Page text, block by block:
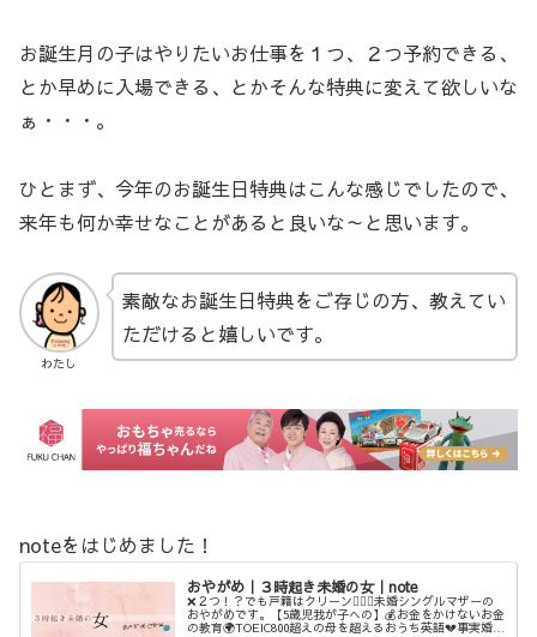
お誕生月の子はやりたいお仕事を１つ、２つ予約できる、
とか早めに入場できる、とかそんな特典に変えて欲しいな
ぁ・・・。
ひとまず、今年のお誕生日特典はこんな感じでしたので、
来年も何か幸せなことがあると良いな～と思います。
わたし
素敵なお誕生日特典をご存じの方、教えてい
ただけると嬉しいです。
noteをはじめました！
おやがめ｜３時起き未婚の女｜note
❌２つ！？でも戸籍はクリーン💁‍♀️✨未婚シングルマザーの
おやがめです。【5歳児我が子への】💰お金をかけないお金
の教育🌍TOEIC800超えの母を超えるおうち英語💔事実婚💔